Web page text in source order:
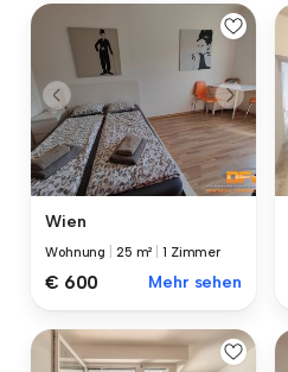
Wien
Wohnung 25 m² |1 Zimmer
€ 600 Mehr sehen